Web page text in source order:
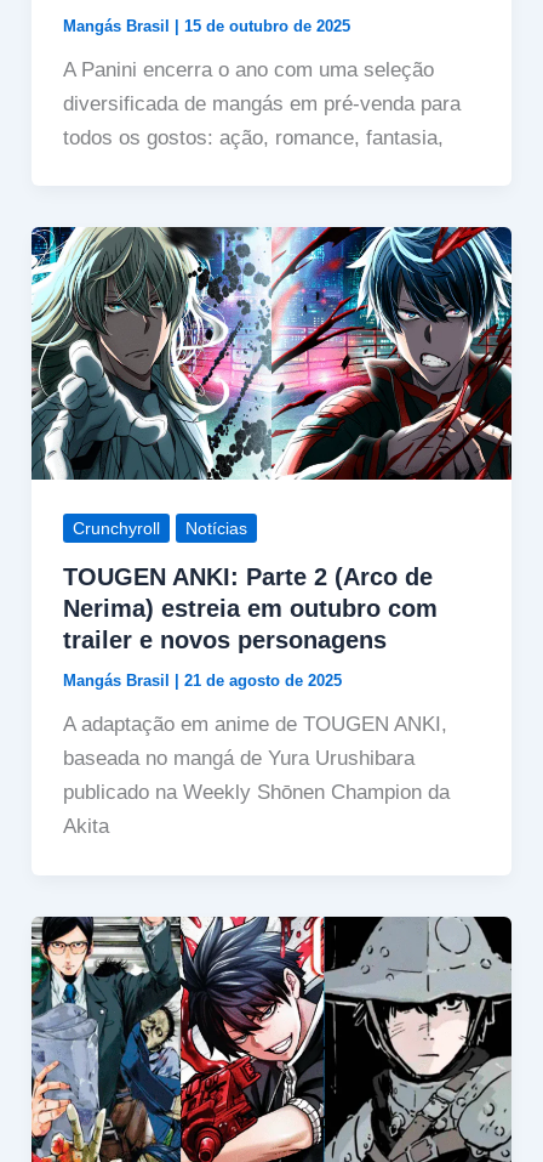
Mangás Brasil | 15 de outubro de 2025
A Panini encerra o ano com uma seleção
diversificada de mangás em pré-venda para
todos os gostos: ação, romance, fantasia,
Crunchyroll Notícias
TOUGEN ANKI: Parte 2 (Arco de
Nerima) estreia em outubro com
trailer e novos personagens
Mangás Brasil 21 de agosto de 2025
A adaptação em anime de TOUGEN ANKI,
baseada no mangá de Yura Urushibara
publicado na Weekly Shōnen Champion da
Akita